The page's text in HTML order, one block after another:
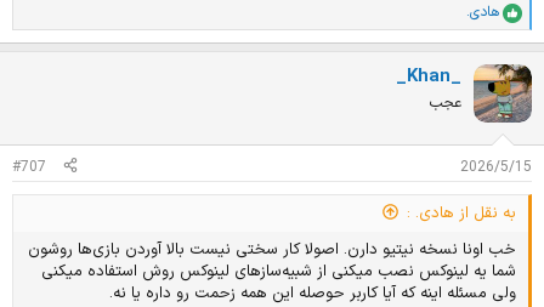
ا
م
ت
ی
ا
ز
ت
:
هادی.
_Khan_
عجب
2026/5/15
#707
به نقل از هادی. :
خب اونا نسخه نیتیو دارن. اصولا کار سختی نیست بالا آوردن بازی‌ها روشون
شما یه لینوکس نصب میکنی از شبیه‌سازهای لینوکس روش استفاده میکنی
ولی مسئله اینه که آیا کاربر حوصله این همه زحمت رو داره یا نه.